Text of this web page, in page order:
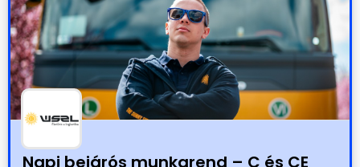
Napi bejárós munkarend – C és CE